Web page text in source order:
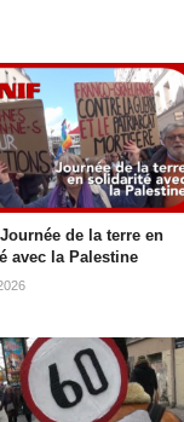
Journée de la terre en
avec la Palestine